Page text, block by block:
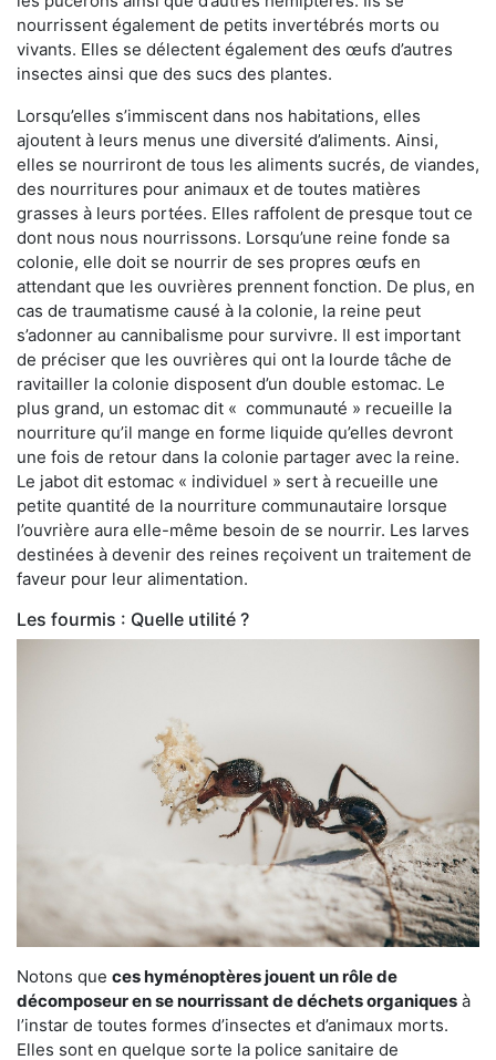
nourrissent également de petits invertébrés morts ou
vivants. Elles se délectent également des œufs d’autres
insectes ainsi que des sucs des plantes.
Lorsqu’elles s’immiscent dans nos habitations, elles
ajoutent à leurs menus une diversité d’aliments. Ainsi,
elles se nourriront de tous les aliments sucrés, de viandes,
des nourritures pour animaux et de toutes matières
grasses à leurs portées. Elles raffolent de presque tout ce
dont nous nous nourrissons. Lorsqu’une reine fonde sa
colonie, elle doit se nourrir de ses propres œufs en
attendant que les ouvrières prennent fonction. De plus, en
cas de traumatisme causé à la colonie, la reine peut
s’adonner au cannibalisme pour survivre. Il est important
de préciser que les ouvrières qui ont la lourde tâche de
ravitailler la colonie disposent d’un double estomac. Le
plus grand, un estomac dit « communauté » recueille la
nourriture qu’il mange en forme liquide qu’elles devront
une fois de retour dans la colonie partager avec la reine.
Le jabot dit estomac « individuel » sert à recueille une
petite quantité de la nourriture communautaire lorsque
l’ouvrière aura elle-même besoin de se nourrir. Les larves
destinées à devenir des reines reçoivent un traitement de
faveur pour leur alimentation.
Les fourmis : Quelle utilité ?
Notons que ces hyménoptères jouent un rôle de
décomposeur en se nourrissant de déchets organiques à
l’instar de toutes formes d’insectes et d’animaux morts.
Elles sont en quelque sorte la police sanitaire de